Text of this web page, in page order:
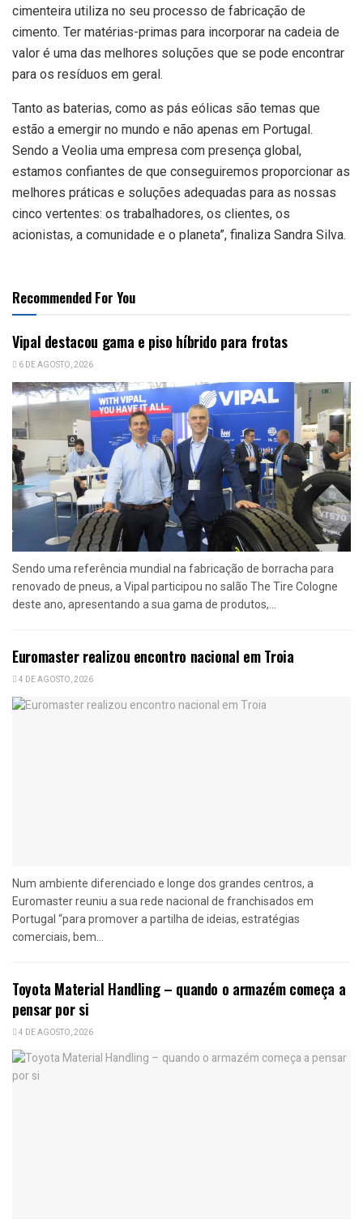
cimenteira utiliza no seu processo de fabricação de
cimento. Ter matérias-primas para incorporar na cadeia de
valor é uma das melhores soluções que se pode encontrar
para os resíduos em geral.
Tanto as baterias, como as pás eólicas são temas que
estão a emergir no mundo e não apenas em Portugal.
Sendo a Veolia uma empresa com presença global,
estamos confiantes de que conseguiremos proporcionar as
melhores práticas e soluções adequadas para as nossas
cinco vertentes: os trabalhadores, os clientes, os
acionistas, a comunidade e o planeta”, finaliza Sandra Silva.
Recommended For You
Vipal destacou gama e piso híbrido para frotas
6 DE AGOSTO, 2026
Sendo uma referência mundial na fabricação de borracha para
renovado de pneus, a Vipal participou no salão The Tire Cologne
deste ano, apresentando a sua gama de produtos,...
Euromaster realizou encontro nacional em Troia
4 DE AGOSTO, 2026
Num ambiente diferenciado e longe dos grandes centros, a
Euromaster reuniu a sua rede nacional de franchisados em
Portugal “para promover a partilha de ideias, estratégias
comerciais, bem...
Toyota Material Handling – quando o armazém começa a
pensar por si
4 DE AGOSTO, 2026